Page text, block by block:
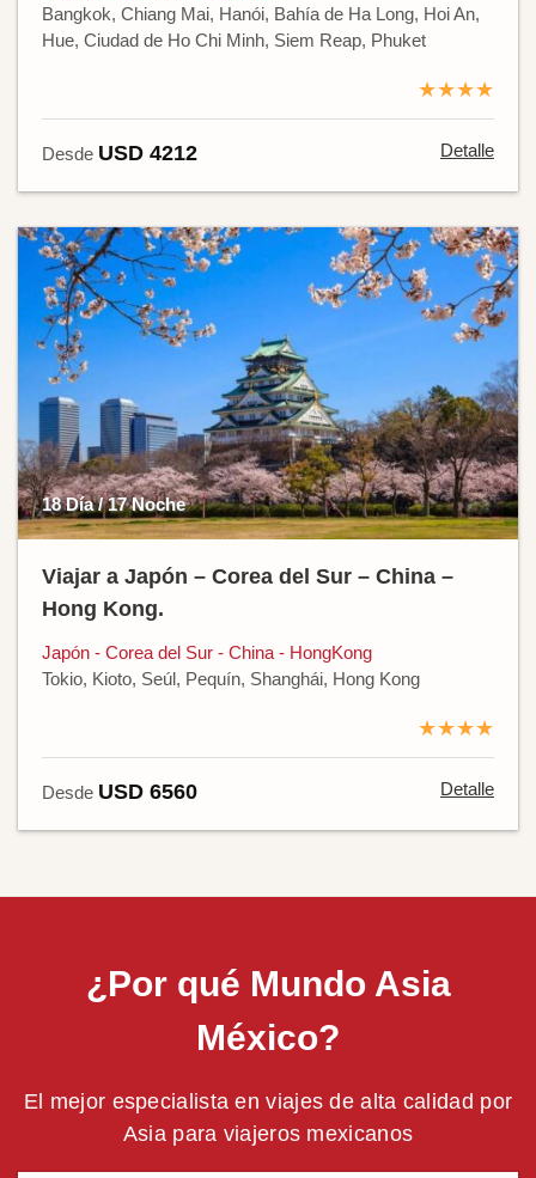
Bangkok, Chiang Mai, Hanói, Bahía de Ha Long, Hoi An,
Hue, Ciudad de Ho Chi Minh, Siem Reap, Phuket
★★★★
Desde USD 4212 Detalle
18 Día / 17 Noche
Viajar a Japón – Corea del Sur – China –
Hong Kong.
Japón - Corea del Sur - China - HongKong
Tokio, Kioto, Seúl, Pequín, Shanghái, Hong Kong
★★★★
Desde USD 6560 Detalle
¿Por qué Mundo Asia
México?
El mejor especialista en viajes de alta calidad por
Asia para viajeros mexicanos